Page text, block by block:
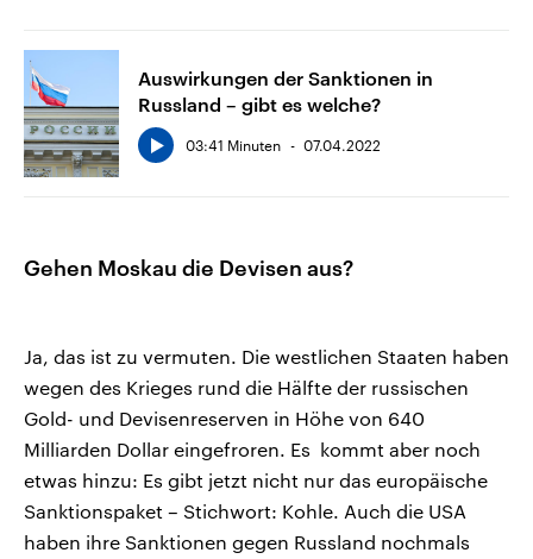
Auswirkungen der Sanktionen in
Russland – gibt es welche?
03:41 Minuten 07.04.2022
Gehen Moskau die Devisen aus?
Ja, das ist zu vermuten. Die westlichen Staaten haben
wegen des Krieges rund die Hälfte der russischen
Gold- und Devisenreserven in Höhe von 640
Milliarden Dollar eingefroren. Es kommt aber noch
etwas hinzu: Es gibt jetzt nicht nur das europäische
Sanktionspaket – Stichwort: Kohle. Auch die USA
haben ihre Sanktionen gegen Russland nochmals